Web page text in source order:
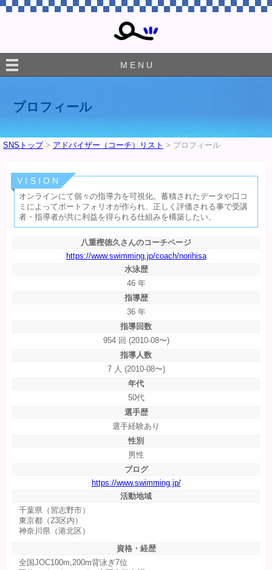
M E N U
プロフィール
SNSトップ > アドバイザー（コーチ）リスト > プロフィール
V I S I O N
オンラインにて個々の指導力を可視化。蓄積されたデータや口コ
ミによってポートフォリオが作られ、正しく評価される事で受講
者・指導者が共に利益を得られる仕組みを構築したい。
八重樫徳久さんのコーチページ
https://www.swimming.jp/coach/norihisa
水泳歴
46 年
指導歴
36 年
指導回数
954 回 (2010-08〜)
指導人数
7 人 (2010-08〜)
年代
50代
選手歴
選手経験あり
性別
男性
ブログ
https://www.swimming.jp/
活動地域
千葉県（習志野市）
東京都（23区内）
神奈川県（港北区）
資格・経歴
全国JOC100m,200m背泳ぎ7位